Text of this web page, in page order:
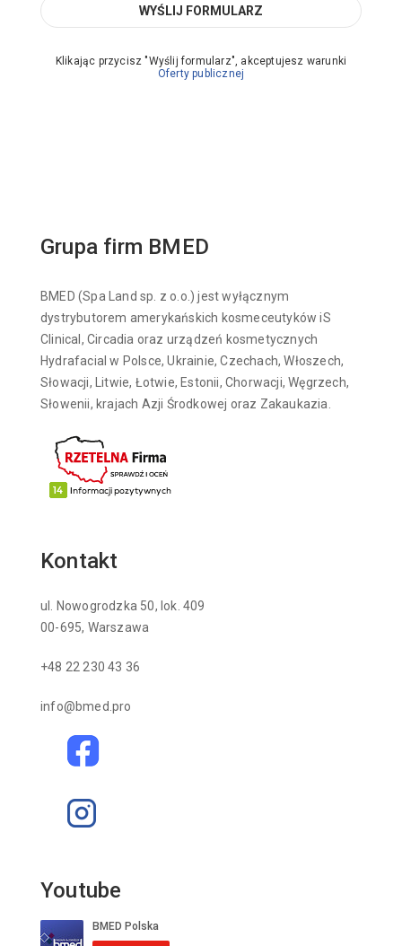
Klikając przycisz "Wyślij formularz", akceptujesz warunki
Oferty publicznej
Grupa firm BMED
BMED (Spa Land sp. z o.o.) jest wyłącznym
dystrybutorem amerykańskich kosmeceutyków iS
Clinical, Circadia oraz urządzeń kosmetycznych
Hydrafacial w Polsce, Ukrainie, Czechach, Włoszech,
Słowacji, Litwie, Łotwie, Estonii, Chorwacji, Węgrzech,
Słowenii, krajach Azji Środkowej oraz Zakaukazia.
Kontakt
ul. Nowogrodzka 50, lok. 409
00-695, Warszawa
+48 22 230 43 36
info@bmed.pro
Youtube